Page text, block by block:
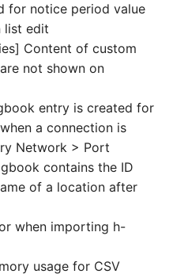
Karten
Kontaktzuweisung
Laufwerk
Listener
Lizenzschlüssel
Logbuch
SAN Zoning
Schrank
Server
Service
SIM-Karte
Speichersystem
Stacking
for notice period value
list edit
Content of custom
not shown on
entry is created for
a connection is
Network > Port
contains the ID
of a location after
when importing h-
usage for CSV